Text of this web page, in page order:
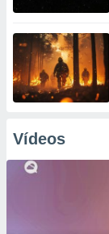
Vídeos